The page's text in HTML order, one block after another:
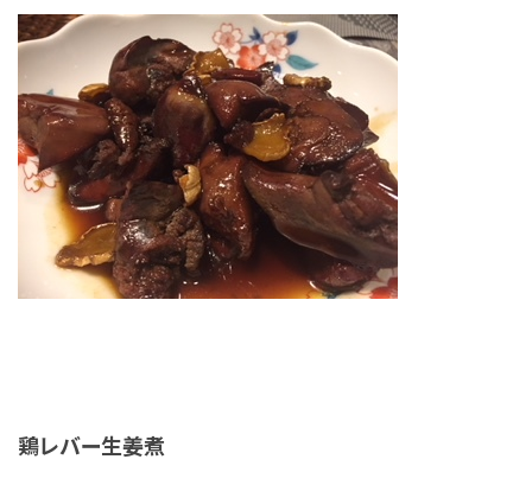
鶏レバー生姜煮